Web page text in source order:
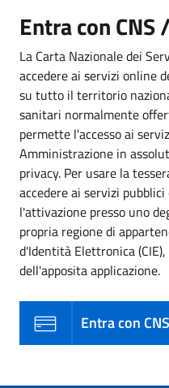
Entra con CNS
La Carta Nazionale dei
accedere ai servizi online
su tutto il territorio
sanitari normalmente
permette l'accesso ai
Amministrazione in
privacy. Per usare la
accedere ai servizi
l'attivazione presso uno
propria regione di
d'Identità Elettronica
dell'apposita applicazione.
Entra con